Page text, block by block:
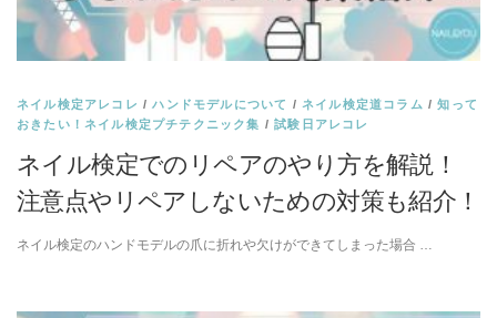
ネイル検定アレコレ /ハンドモデルについて /ネイル検定道コラム /知って
おきたい！ネイル検定プチテクニック集 /試験日アレコレ
ネイル検定でのリペアのやり方を解説！
注意点やリペアしないための対策も紹介！
ネイル検定のハンドモデルの爪に折れや欠けができてしまった場合 …